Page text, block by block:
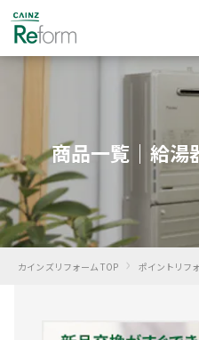
商品一覧｜給湯
カインズリフォーム TOP › ポイントリフ